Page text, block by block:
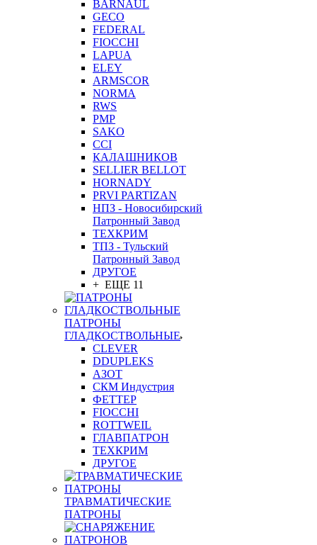
BARNAUL
GEСO
FEDERAL
FIOCCHI
LAPUA
ELEY
ARMSCOR
NORMA
RWS
PMP
SAKO
CCI
КАЛАШНИКОВ
SELLIER BELLOT
HORNADY
PRVI PARTIZAN
НПЗ - Новосибирский
Патронный Завод
ТЕХКРИМ
ТПЗ - Тульский
Патронный Завод
ДРУГОЕ
+ ЕЩЕ 11
ПАТРОНЫ
ГЛАДКОСТВОЛЬНЫЕ
CLEVER
DDUPLEKS
АЗОТ
СКМ Индустрия
ФЕТТЕР
FIOCCHI
ROTTWEIL
ГЛАВПАТРОН
ТЕХКРИМ
ДРУГОЕ
ТРАВМАТИЧЕСКИЕ
ПАТРОНЫ